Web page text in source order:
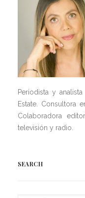
Periodista y
Estate. Consultora
Colaboradora
televisión y radio.
SEARCH